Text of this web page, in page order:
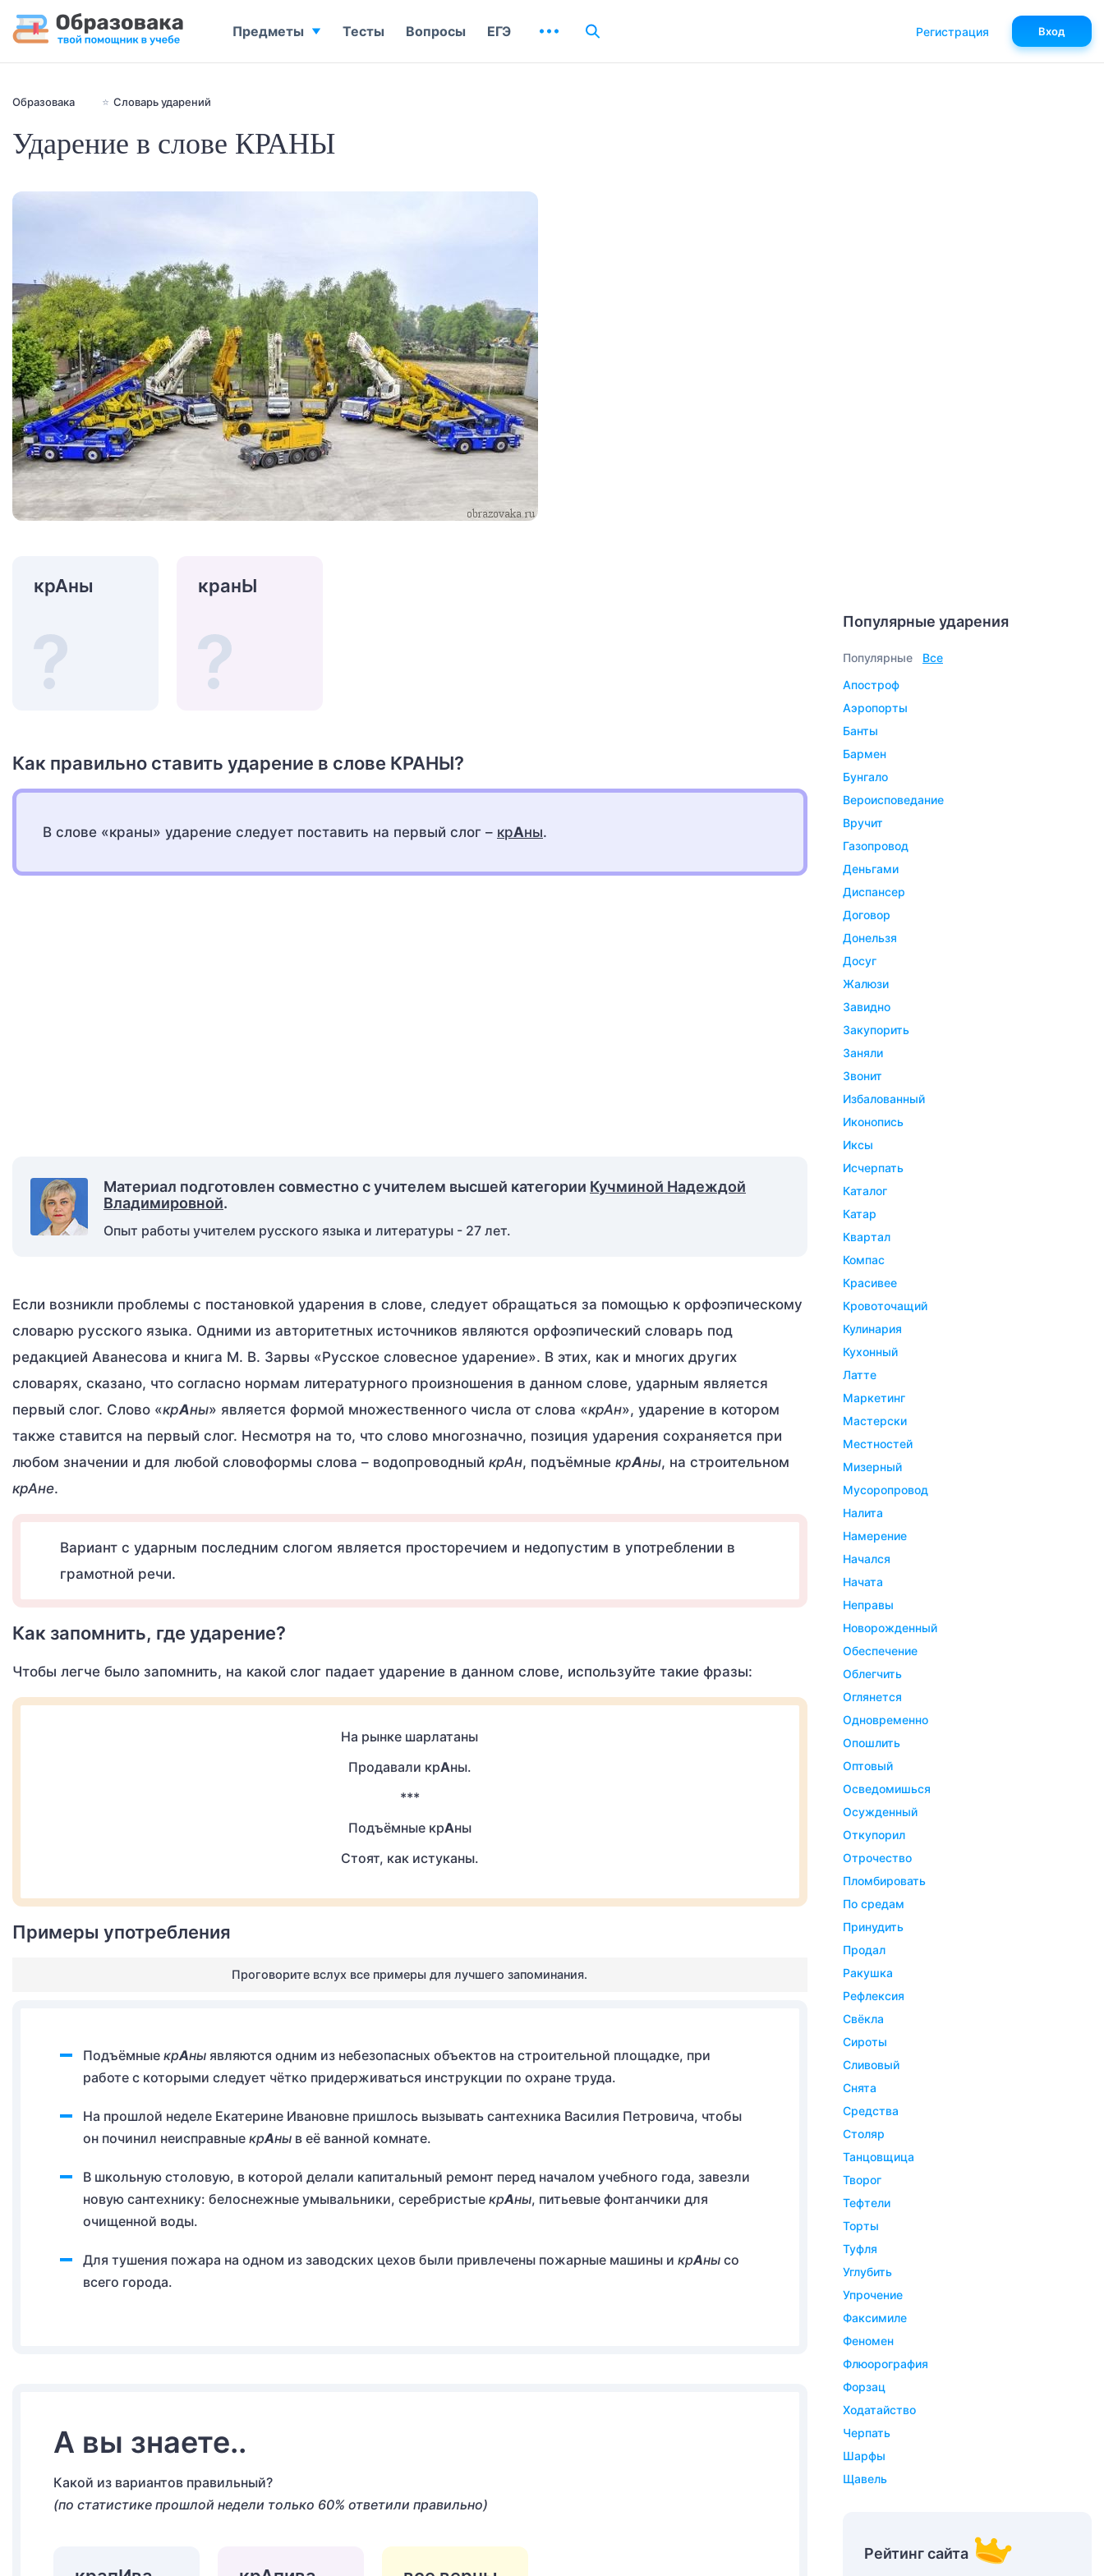
Образовака ⭐ Словарь ударений
Ударение в слове КРАНЫ
крАны кранЫ
Как правильно ставить ударение в слове КРАНЫ?
В слове «краны» ударение следует поставить на первый слог – крАны.
Материал подготовлен совместно с учителем высшей категории Кучминой Надеждой
Владимировной.
Опыт работы учителем русского языка и литературы - 27 лет.
Если возникли проблемы с постановкой ударения в слове, следует обращаться за помощью к орфоэпическому
словарю русского языка. Одними из авторитетных источников являются орфоэпический словарь под
редакцией Аванесова и книга М. В. Зарвы «Русское словесное ударение». В этих, как и многих других
словарях, сказано, что согласно нормам литературного произношения в данном слове, ударным является
первый слог. Слово «крАны» является формой множественного числа от слова «крАн», ударение в котором
также ставится на первый слог. Несмотря на то, что слово многозначно, позиция ударения сохраняется при
любом значении и для любой словоформы слова – водопроводный крАн, подъёмные крАны, на строительном
крАне.
Вариант с ударным последним слогом является просторечием и недопустим в употреблении в
грамотной речи.
Как запомнить, где ударение?
Чтобы легче было запомнить, на какой слог падает ударение в данном слове, используйте такие фразы:
На рынке шарлатаны
Продавали крАны.
***
Подъёмные крАны
Стоят, как истуканы.
Примеры употребления
Проговорите вслух все примеры для лучшего запоминания.
Подъёмные крАны являются одним из небезопасных объектов на строительной площадке, при
работе с которыми следует чётко придерживаться инструкции по охране труда.
На прошлой неделе Екатерине Ивановне пришлось вызывать сантехника Василия Петровича, чтобы
он починил неисправные крАны в её ванной комнате.
В школьную столовую, в которой делали капитальный ремонт перед началом учебного года, завезли
новую сантехнику: белоснежные умывальники, серебристые крАны, питьевые фонтанчики для
очищенной воды.
Для тушения пожара на одном из заводских цехов были привлечены пожарные машины и крАны со
всего города.
А вы знаете..
Какой из вариантов правильный?
(по статистике прошлой недели только 60% ответили правильно)
Популярные ударения
Популярные
Все
апостроф
аэропорты
банты
бармен
бунгало
вероисповедание
вручит
газопровод
деньгами
диспансер
договор
донельзя
досуг
жалюзи
завидно
закупорить
заняли
звонит
избалованный
иконопись
иксы
исчерпать
каталог
катар
квартал
компас
красивее
кровоточащий
кулинария
кухонный
латте
маркетинг
мастерски
местностей
мизерный
мусоропровод
налита
намерение
начался
начата
неправы
новорожденный
обеспечение
облегчить
оглянется
одновременно
опошлить
оптовый
осведомишься
осужденный
откупорил
отрочество
пломбировать
по средам
принудить
продал
ракушка
рефлексия
свёкла
сироты
сливовый
снята
средства
столяр
танцовщица
творог
тефтели
торты
туфля
углубить
упрочение
факсимиле
феномен
флюорография
форзац
ходатайство
черпать
шарфы
щавель
Рейтинг сайта
Предметы Тесты Вопросы ЕГЭ Регистрация Вход